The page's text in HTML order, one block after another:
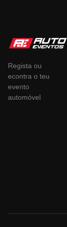
Regista ou
econtra o teu
evento
automóvel